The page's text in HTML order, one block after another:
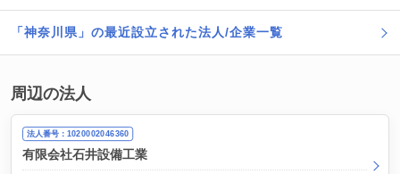
「神奈川県」の最近設立された法人/企業一覧
周辺の法人
法人番号：1020002046360
有限会社石井設備工業